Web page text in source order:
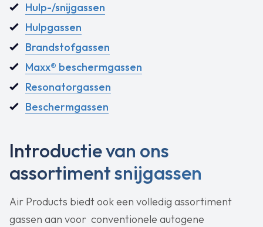
Hulp-/snijgassen
Hulpgassen
Brandstofgassen
Maxx® beschermgassen
Resonatorgassen
Beschermgassen
Introductie van ons
assortiment snijgassen
Air Products biedt ook een volledig assortiment
gassen aan voor conventionele autogene